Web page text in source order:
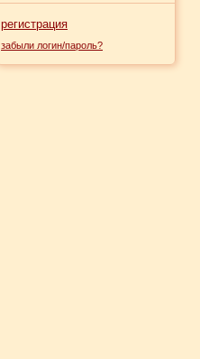
регистрация
забыли логин/пароль?